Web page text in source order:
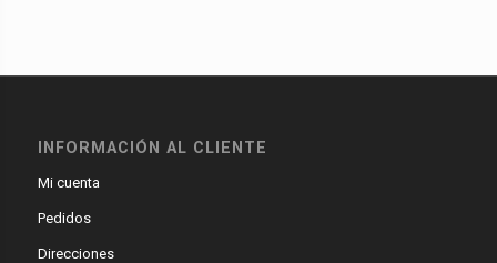
INFORMACIÓN AL CLIENTE
Mi cuenta
Pedidos
Direcciones